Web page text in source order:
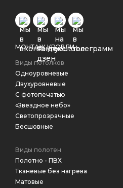
МОНТАЖ КРОВЛИ
Виды потолков
Одноуровневые
Двухуровневые
С фотопечатью
«Звездное небо»
Светопрозрачные
Бесшовные
Виды полотен
Полотно - ПВХ
Тканевые без нагрева
Матовые